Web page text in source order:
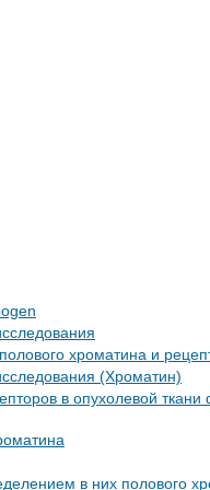
хроматина и
(Хроматин)
в опухолевой
в них полового